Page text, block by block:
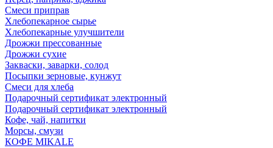
Смеси приправ
Хлебопекарное сырье
Хлебопекарные улучшители
Дрожжи прессованные
Дрожжи сухие
Закваски, заварки, солод
Посыпки зерновые, кунжут
Смеси для хлеба
Подарочный сертификат электронный
Подарочный сертификат электронный
Кофе, чай, напитки
Морсы, смузи
КОФЕ MIKALE